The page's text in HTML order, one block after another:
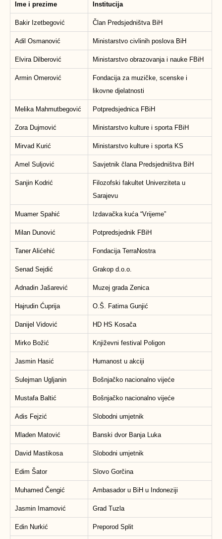
Ime i prezime Institucija
Bakir Izetbegović Član Predsjedništva BiH
Adil Osmanović Ministarstvo civlinih poslova BiH
Elvira Dilberović Ministarstvo obrazovanja i nauke FBiH
Armin Omerović
Fondacija za muzičke, scenske i
likovne djelatnosti
Melika Mahmutbegović Potpredsjednica FBiH
Zora Dujmović Ministarstvo kulture i sporta FBiH
Mirvad Kurić Ministarstvo kulture i sporta KS
Amel Suljović Savjetnik člana Predsjedništva BiH
Sanjin Kodrić
Filozofski fakultet Univerziteta u
Sarajevu
Muamer Spahić Izdavačka kuća “Vrijeme”
Milan Dunović Potpredsjednik FBiH
Taner Alićehić Fondacija TerraNostra
Senad Sejdić Grakop d.o.o.
Adnadin Jašarević Muzej grada Zenica
Hajrudin Ćuprija O.Š. Fatima Gunjić
Danijel Vidović HD HS Kosača
Mirko Božić Književni festival Poligon
Jasmin Hasić Humanost u akciji
Sulejman Ugljanin Bošnjačko nacionalno vijeće
Mustafa Baltić Bošnjačko nacionalno vijeće
Adis Fejzić Slobodni umjetnik
Mladen Matović Banski dvor Banja Luka
David Mastikosa Slobodni umjetnik
Edim Šator Slovo Gorčina
Muhamed Čengić Ambasador u BiH u Indoneziji
Jasmin Imamović Grad Tuzla
Edin Nurkić Preporod Split